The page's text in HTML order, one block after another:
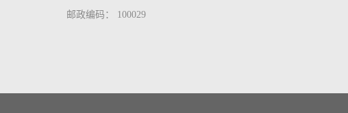
邮政编码： 100029